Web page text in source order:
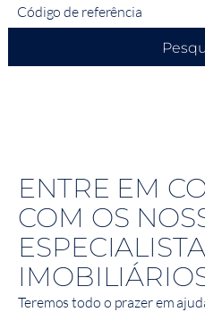
ENTRE EM
COM OS
Teremos todo o prazer em